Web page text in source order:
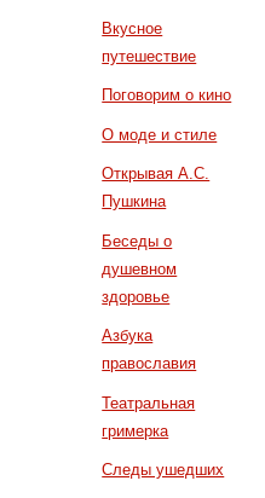
Вкусное
путешествие
Поговорим о кино
О моде и стиле
Открывая А.С.
Пушкина
Беседы о
душевном
здоровье
Азбука
православия
Театральная
гримерка
Следы ушедших